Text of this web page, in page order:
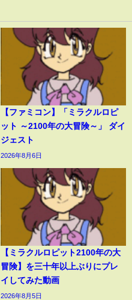
【ファミコン】「ミラクルロピ
ット ～2100年の大冒険～」 ダイ
ジェスト
2026年8月6日
【ミラクルロピット2100年の大
冒険】を三十年以上ぶりにプレ
イしてみた動画
2026年8月5日